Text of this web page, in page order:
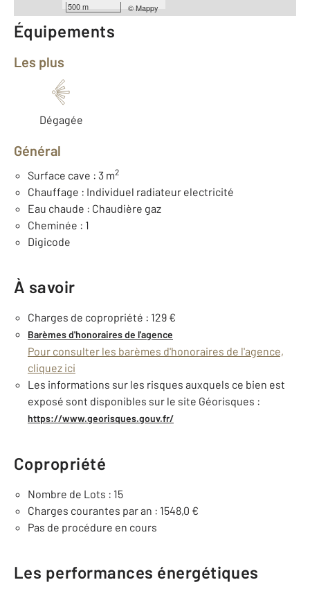
500 m ©Mappy
Équipements
Les plus
Dégagée
Général
Surface cave : 3 m2
Chauffage : Individuel radiateur electricité
Eau chaude : Chaudière gaz
Cheminée : 1
Digicode
À savoir
Charges de copropriété : 129 €
Barèmes d'honoraires de l'agence
Pour consulter les barèmes d'honoraires de l'agence,
cliquez ici
Les informations sur les risques auxquels ce bien est
exposé sont disponibles sur le site Géorisques :
https://www.georisques.gouv.fr/
Copropriété
Nombre de Lots : 15
Charges courantes par an : 1548,0 €
Pas de procédure en cours
Les performances énergétiques